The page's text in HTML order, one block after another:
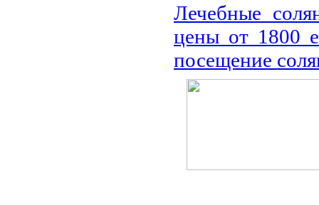
Лечебные
цены от 1800
посещение